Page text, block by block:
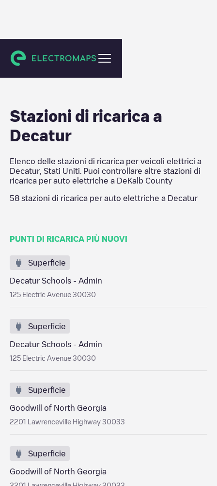
DeKalb County
Stazioni di ricarica a
Decatur
Elenco delle stazioni di ricarica per veicoli elettrici a
Decatur, Stati Uniti . Puoi controllare altre stazioni di
ricarica per auto elettriche a DeKalb County
58 stazioni di ricarica per auto elettriche a Decatur
PUNTI DI RICARICA PIÙ NUOVI
Superficie
Decatur Schools - Admin
125 Electric Avenue 30030
Superficie
Decatur Schools - Admin
125 Electric Avenue 30030
Superficie
Goodwill of North Georgia
2201 Lawrenceville Highway 30033
Superficie
Goodwill of North Georgia